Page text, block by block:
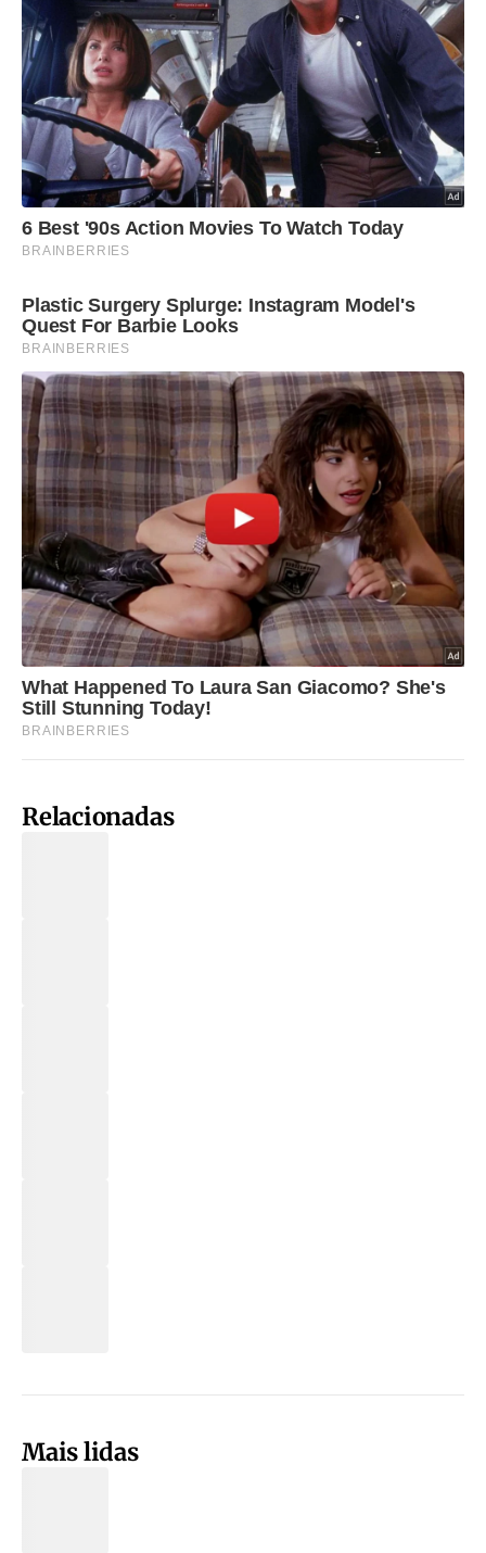
Relacionadas
Mais lidas